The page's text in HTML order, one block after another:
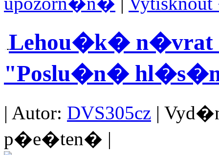
Lehou�k� n�vrat
"Poslu�n�
| Autor: DVS305cz |
p�e�ten� |